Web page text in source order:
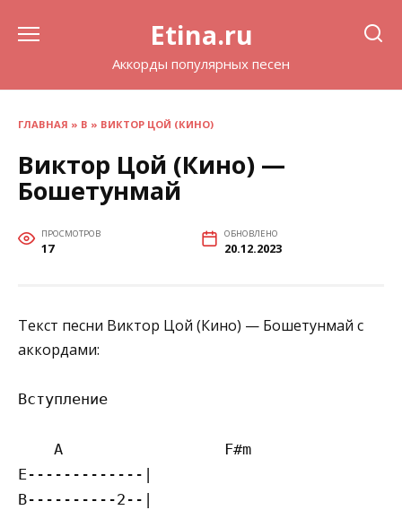
Etina.ru
Аккорды популярных песен
ГЛАВНАЯ » В » ВИКТОР ЦОЙ (КИНО)
Виктор Цой (Кино) —
Бошетунмай
ПРОСМОТРОВ
17
ОБНОВЛЕНО
20.12.2023
Текст песни Виктор Цой (Кино) — Бошетунмай с
аккордами:
Вступление
    A                  F#m
E-------------|
B----------2--|